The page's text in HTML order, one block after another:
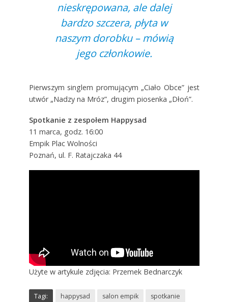
nieskrępowana, ale dalej
bardzo szczera, płyta w
naszym dorobku – mówią
jego członkowie.
Pierwszym singlem promującym „Ciało Obce” jest
utwór „Nadzy na Mróz”, drugim piosenka „Dłoń”.
Spotkanie z zespołem Happysad
11 marca, godz. 16:00
Empik Plac Wolności
Poznań, ul. F. Ratajczaka 44
Użyte w artykule zdjęcia: Przemek Bednarczyk
Tagi: happysad salon empik spotkanie